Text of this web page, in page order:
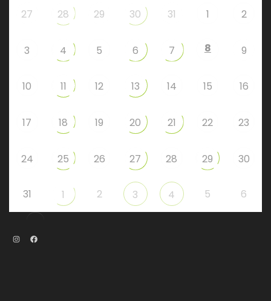
27 28 29 30 31 1 2
3 4 5 6 7 8 9
10 11 12 13 14 15 16
17 18 19 20 21 22 23
24 25 26 27 28 29 30
31 1 2 3 4 5 6